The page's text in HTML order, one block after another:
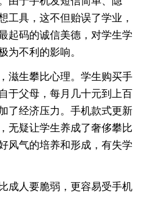
工具，这不但贻误了学业，
起码的诚信美德，对学生学
为不利的影响。
滋生攀比心理。学生购买手
于父母，每月几十元到上百
了经济压力。手机款式更新
无疑让学生养成了奢侈攀比
风气的培养和形成，有失学
成人要脆弱，更容易受手机